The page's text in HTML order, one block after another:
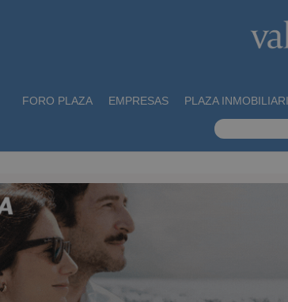
FORO PLAZA EMPRESAS PLAZA